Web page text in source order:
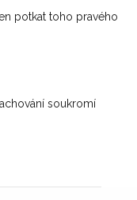
potkat toho pravého
soukromí